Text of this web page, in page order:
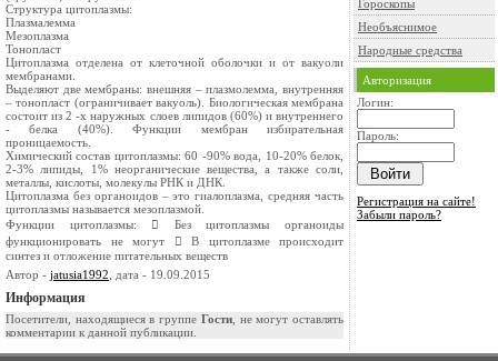
Структура цитоплазмы:
Плазмалемма
Мезоплазма
Тонопласт
Цитоплазма отделена от клеточной оболочки и от вакуоли
мембранами.
Выделяют две мембраны: внешняя – плазмолемма, внутренняя
– тонопласт (ограничивает вакуоль). Биологическая мембрана
состоит из 2 -х наружных слоев липидов (60%) и внутреннего
- белка (40%). Функции мембран избирательная
проницаемость.
Химический состав цитоплазмы: 60 -90% вода, 10-20% белок,
2-3% липиды, 1% неорганические вещества, а также соли,
металлы, кислоты, молекулы РНК и ДНК.
Цитоплазма без органоидов – это гиалоплазма, средняя часть
цитоплазмы называется мезоплазмой.
Функции цитоплазмы:  Без цитоплазмы органоиды
функционировать не могут  В цитоплазме происходит
синтез и отложение питательных веществ
Автор - jatusia1992 , дата - 19.09.2015
Информация
Посетители, находящиеся в группе Гости, не могут оставлять
комментарии к данной публикации.
Гороскопы
Необъяснимое
Народные средства
Авторизация
Логин:
Пароль:
Регистрация на сайте!
Забыли пароль?